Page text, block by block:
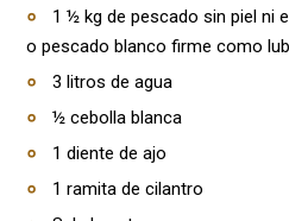
1 ½ kg de pescado sin piel ni
o pescado blanco firme como
3 litros de agua
½ cebolla blanca
1 diente de ajo
1 ramita de cilantro